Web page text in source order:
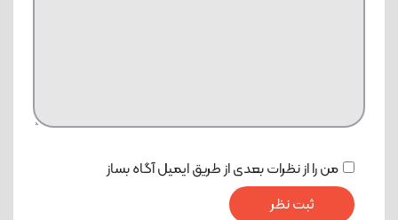
من را از نظرات بعدی از طریق ایمیل آگاه بساز